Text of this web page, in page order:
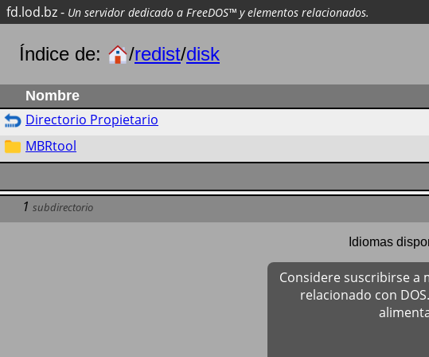
fd.lod.bz- Un servidor dedicado a FreeDOS™ y elementos relacionados.
Índice de: /redist/disk
Nombre
Directorio Propietario
MBRtool
1 subdirectorio
Idiomas
Considere suscribirse a
relacionado con